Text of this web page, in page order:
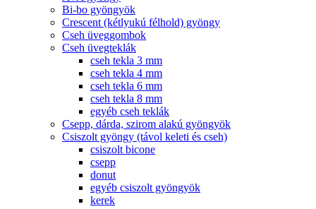
Bi-bo gyöngyök
Crescent (kétlyukú félhold) gyöngy
Cseh üveggombok
Cseh üvegteklák
cseh tekla 3 mm
cseh tekla 4 mm
cseh tekla 6 mm
cseh tekla 8 mm
egyéb cseh teklák
Csepp, dárda, szirom alakú gyöngyök
Csiszolt gyöngy (távol keleti és cseh)
csiszolt bicone
csepp
donut
egyéb csiszolt gyöngyök
kerek